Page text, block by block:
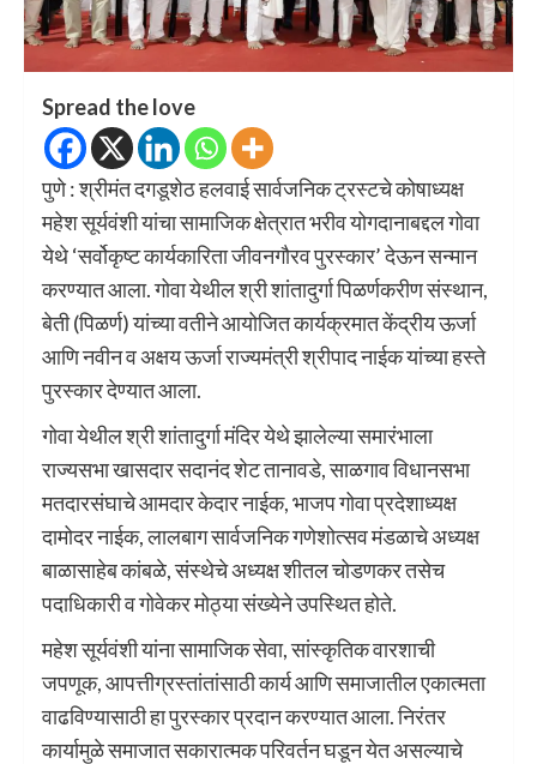
Spread the love
पुणे : श्रीमंत दगडूशेठ हलवाई सार्वजनिक ट्रस्टचे कोषाध्यक्ष
महेश सूर्यवंशी यांचा सामाजिक क्षेत्रात भरीव योगदानाबद्दल गोवा
येथे ‘सर्वोकृष्ट कार्यकारिता जीवनगौरव पुरस्कार’ देऊन सन्मान
करण्यात आला. गोवा येथील श्री शांतादुर्गा पिळर्णकरीण संस्थान,
बेती (पिळर्ण) यांच्या वतीने आयोजित कार्यक्रमात केंद्रीय ऊर्जा
आणि नवीन व अक्षय ऊर्जा राज्यमंत्री श्रीपाद नाईक यांच्या हस्ते
पुरस्कार देण्यात आला.
गोवा येथील श्री शांतादुर्गा मंदिर येथे झालेल्या समारंभाला
राज्यसभा खासदार सदानंद शेट तानावडे, साळगाव विधानसभा
मतदारसंघाचे आमदार केदार नाईक, भाजप गोवा प्रदेशाध्यक्ष
दामोदर नाईक, लालबाग सार्वजनिक गणेशोत्सव मंडळाचे अध्यक्ष
बाळासाहेब कांबळे, संस्थेचे अध्यक्ष शीतल चोडणकर तसेच
पदाधिकारी व गोवेकर मोठ्या संख्येने उपस्थित होते.
महेश सूर्यवंशी यांना सामाजिक सेवा, सांस्कृतिक वारशाची
जपणूक, आपत्तीग्रस्तांतांसाठी कार्य आणि समाजातील एकात्मता
वाढविण्यासाठी हा पुरस्कार प्रदान करण्यात आला. निरंतर
कार्यामुळे समाजात सकारात्मक परिवर्तन घडून येत असल्याचे